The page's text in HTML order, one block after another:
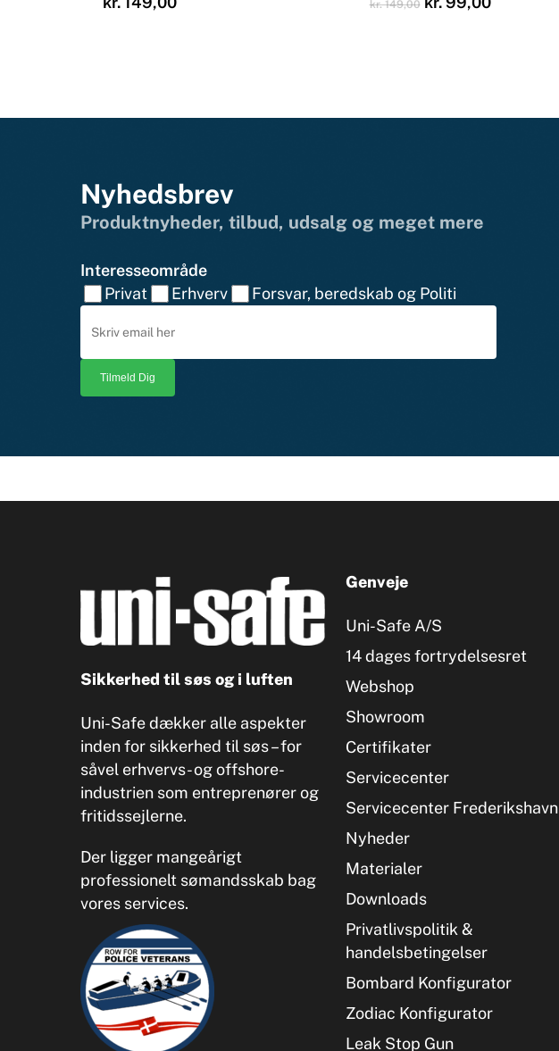
kr.149,00
Nyhedsbrev
Produktnyheder, tilbud, udsalg og meget mere
Interesseområde
Privat
Erhverv Forsvar, beredskab og Politi
Sikkerhed til søs og i luften
Uni-Safe dækker alle aspekter
inden for sikkerhed til søs – for
såvel erhvervs- og offshore-
industrien som entreprenører og
fritidssejlerne.
Der ligger mangeårigt
professionelt sømandsskab bag
vores services.
Genveje
Uni-Safe A/S
14 dages fortrydelsesret
Webshop
Showroom
Certifikater
Servicecenter
Servicecenter Frederikshavn
Nyheder
Materialer
Downloads
Privatlivspolitik &
handelsbetingelser
Bombard Konfigurator
Zodiac Konfigurator
Leak Stop Gun